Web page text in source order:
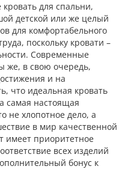
для спальни,
детской или же целый
для комфортабельного
поскольку кровати –
Современные
же, в свою очередь,
и на
что идеальная кровать
самая настоящая
не хлопотное дело, а
в мир качественной
имеет приоритетное
всех изделий
бонус к